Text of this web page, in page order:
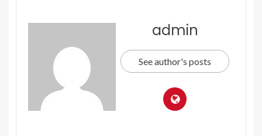
admin
See author's posts